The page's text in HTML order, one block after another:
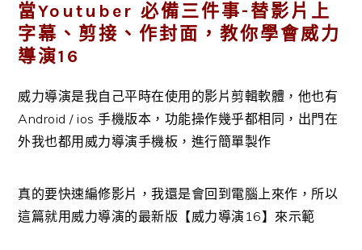
當Youtuber 必備三件事-替影片上
字幕、剪接、作封面，教你學會威力
導演16
威力導演是我自己平時在使用的影片剪輯軟體，他也有
Android / ios 手機版本，功能操作幾乎都相同，出門在
外我也都用威力導演手機板，進行簡單製作
真的要快速編修影片，我還是會回到電腦上來作，所以
這篇就用威力導演的最新版【威力導演16】來示範